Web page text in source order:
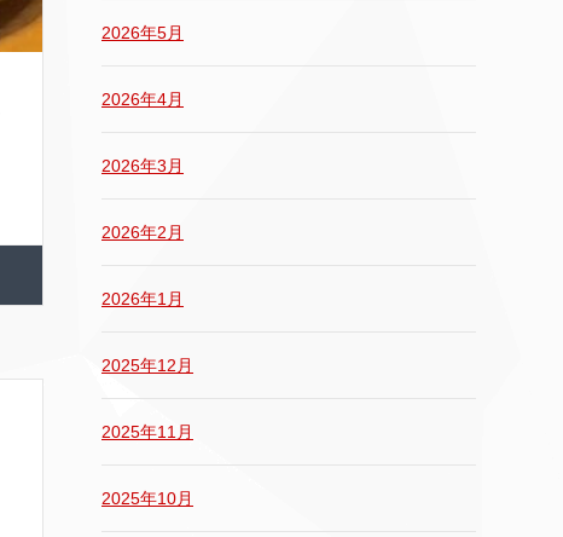
2026年5月
2026年4月
2026年3月
2026年2月
2026年1月
2025年12月
2025年11月
2025年10月